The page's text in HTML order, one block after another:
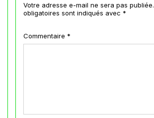
Votre adresse e-mail ne sera pas publiée.
obligatoires sont indiqués avec *
Commentaire *